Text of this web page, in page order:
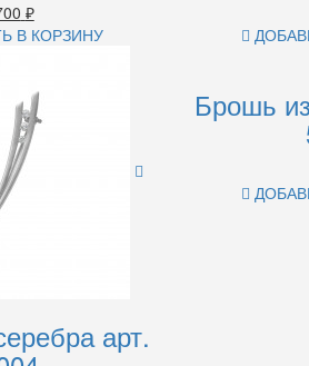
₽
В КОРЗИНУ
арт.
Брошь